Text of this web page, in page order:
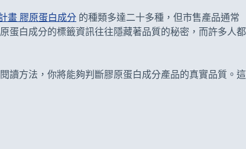
畫 膠原蛋白成分 的種類多達二十多種，但市售產品通常
蛋白成分的標籤資訊往往隱藏著品質的秘密，而許多人都
讀方法，你將能夠判斷膠原蛋白成分產品的真實品質。這